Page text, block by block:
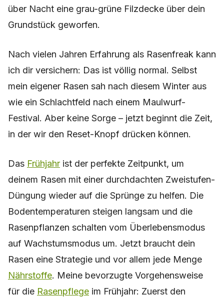
über Nacht eine grau-grüne Filzdecke über dein
Grundstück geworfen.
Nach vielen Jahren Erfahrung als Rasenfreak kann
ich dir versichern: Das ist völlig normal. Selbst
mein eigener Rasen sah nach diesem Winter aus
wie ein Schlachtfeld nach einem Maulwurf-
Festival. Aber keine Sorge – jetzt beginnt die Zeit,
in der wir den Reset-Knopf drücken können.
Das Frühjahr ist der perfekte Zeitpunkt, um
deinem Rasen mit einer durchdachten Zweistufen-
Düngung wieder auf die Sprünge zu helfen. Die
Bodentemperaturen steigen langsam und die
Rasenpflanzen schalten vom Überlebensmodus
auf Wachstumsmodus um. Jetzt braucht dein
Rasen eine Strategie und vor allem jede Menge
Nährstoffe. Meine bevorzugte Vorgehensweise
für die Rasenpflege im Frühjahr: Zuerst den